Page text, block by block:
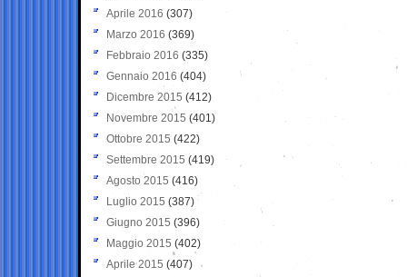
Aprile 2016 (307)
Marzo 2016 (369)
Febbraio 2016 (335)
Gennaio 2016 (404)
Dicembre 2015 (412)
Novembre 2015 (401)
Ottobre 2015 (422)
Settembre 2015 (419)
Agosto 2015 (416)
Luglio 2015 (387)
Giugno 2015 (396)
Maggio 2015 (402)
Aprile 2015 (407)